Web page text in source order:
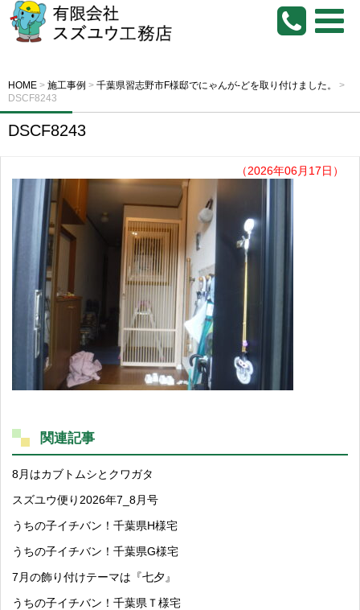
HOME > 施工事例 > 千葉県習志野市F様邸でにゃんが-どを取り付けました。
>
DSCF8243
DSCF8243
（2026年06月17日）
関連記事
8月はカブトムシとクワガタ
スズユウ便り2026年7_8月号
うちの子イチバン！千葉県H様宅
うちの子イチバン！千葉県G様宅
7月の飾り付けテーマは『七夕』
うちの子イチバン！千葉県Ｔ様宅